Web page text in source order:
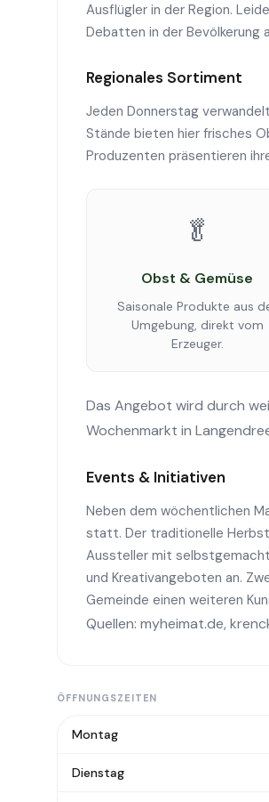
Ausflügler in der Region.
Debatten in der Bevölkerung
Regionales Sortiment
Jeden Donnerstag
Stände bieten hier frisches
Produzenten präsentieren
🥬
Obst & Gemüse
Saisonale Produkte aus
Umgebung, direkt vom
Erzeuger.
Das Angebot wird durch
Wochenmarkt in
Events & Initiativen
Neben dem wöchentlichen
statt. Der traditionelle
Aussteller mit
und Kreativangeboten an.
Gemeinde einen weiteren
Quellen: myheimat.de,
ÖFFNUNGSZEITEN
Montag
Dienstag